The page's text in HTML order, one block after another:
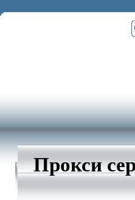
Прокси